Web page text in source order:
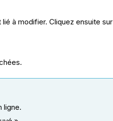
à modifier. Cliquez ensuite sur
ligne.